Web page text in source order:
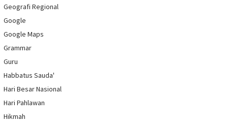
Geografi Regional
Google
Google Maps
Grammar
Guru
Habbatus Sauda'
Hari Besar Nasional
Hari Pahlawan
Hikmah